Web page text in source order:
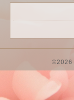
©2026